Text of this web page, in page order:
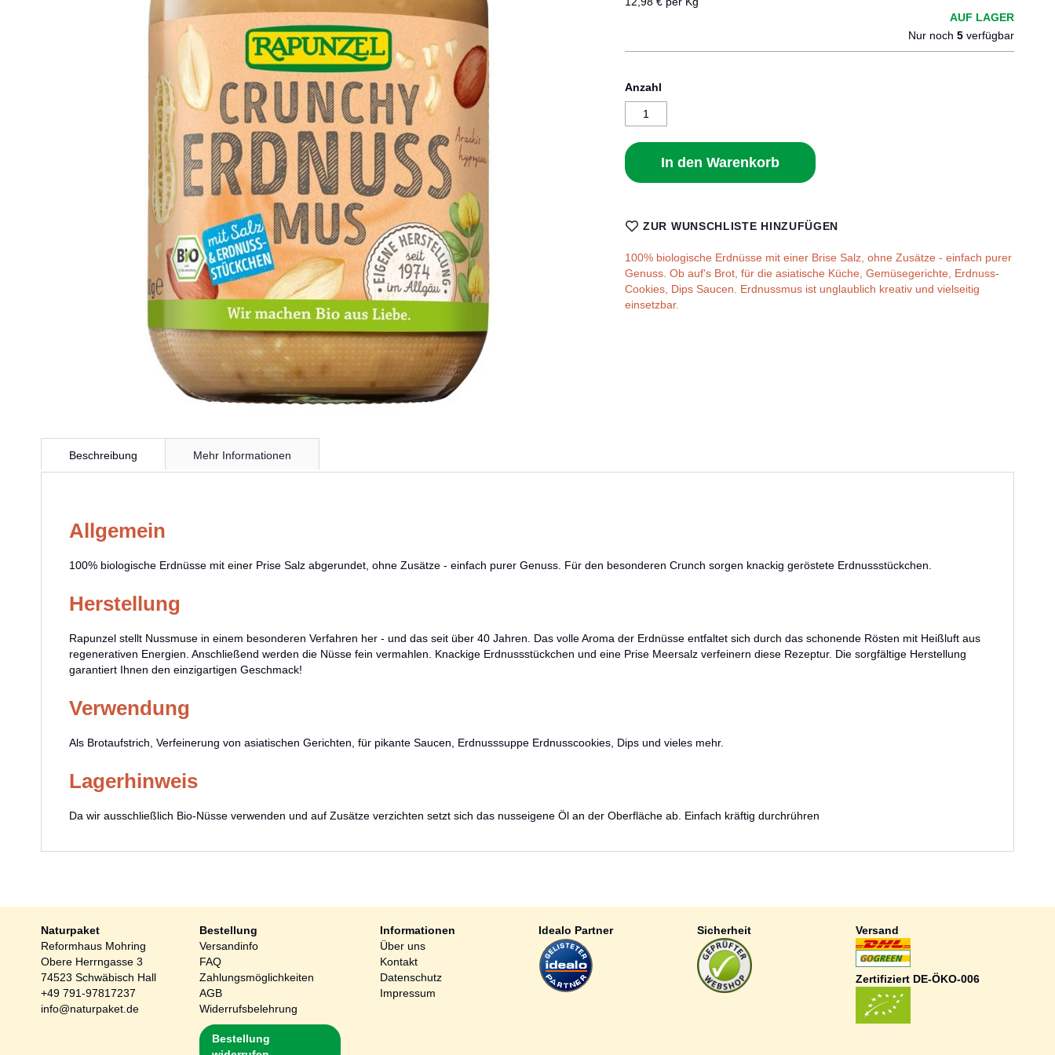
AUF LAGER
Nur noch 5 verfügbar
Anzahl
In den Warenkorb
ZUR WUNSCHLISTE HINZUFÜGEN
100% biologische Erdnüsse mit einer Brise Salz, ohne Zusätze - einfach purer
Genuss. Ob auf's Brot, für die asiatische Küche, Gemüsegerichte, Erdnuss-
Cookies, Dips Saucen. Erdnussmus ist unglaublich kreativ und vielseitig
einsetzbar.
Anfang
Bildergalerie
Beschreibung
Allgemein
100% biologische Erdnüsse mit einer Prise Salz abgerundet, ohne Zusätze - einfach purer Genuss. Für den besonderen Crunch sorgen knackig geröstete Erdnussstückchen.
Herstellung
Rapunzel stellt Nussmuse in einem besonderen Verfahren her - und das seit über 40 Jahren. Das volle Aroma der Erdnüsse entfaltet sich durch das schonende Rösten mit Heißluft aus
regenerativen Energien. Anschließend werden die Nüsse fein vermahlen. Knackige Erdnussstückchen und eine Prise Meersalz verfeinern diese Rezeptur. Die sorgfältige Herstellung
garantiert Ihnen den einzigartigen Geschmack!
Verwendung
Als Brotaufstrich, Verfeinerung von asiatischen Gerichten, für pikante Saucen, Erdnusssuppe Erdnusscookies, Dips und vieles mehr.
Lagerhinweis
Da wir ausschließlich Bio-Nüsse verwenden und auf Zusätze verzichten setzt sich das nusseigene Öl an der Oberfläche ab. Einfach kräftig durchrühren
Mehr Informationen
Naturpaket
Reformhaus Mohring
Obere Herrngasse 3
74523 Schwäbisch Hall
+49 791-97817237
info@naturpaket.de
Bestellung
Versandinfo
FAQ
Zahlungsmöglichkeiten
AGB
Widerrufsbelehrung
Bestellung
Informationen
Über uns
Kontakt
Datenschutz
Impressum
Idealo Partner Sicherheit Versand
Zertifiziert DE-ÖKO-006